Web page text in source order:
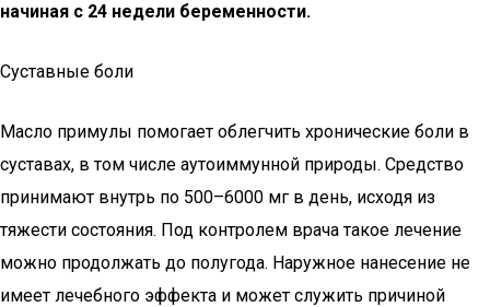
начиная с 24 недели беременности.
Суставные боли
Масло примулы помогает облегчить хронические боли в
суставах, в том числе аутоиммунной природы. Средство
принимают внутрь по 500–6000 мг в день, исходя из
тяжести состояния. Под контролем врача такое лечение
можно продолжать до полугода. Наружное нанесение не
имеет лечебного эффекта и может служить причиной